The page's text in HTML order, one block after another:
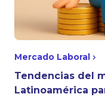
Mercado Laboral
Tendencias del
Latinoamérica